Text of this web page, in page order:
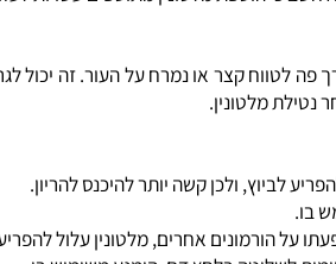
שינה והערות. חשכה גורמת לגוף לייצר
הוספת מלטונין מתוספים עשויות לעזור
קצר או נמרח על העור. זה יכול